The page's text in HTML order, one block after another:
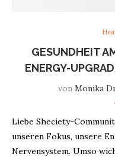
GESUNDHEIT
ENERGY-
von Monika
Liebe Sheciety-
unseren Fokus, unsere
Nervensystem. Umso